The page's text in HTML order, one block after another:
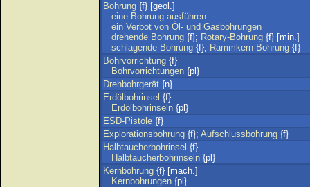
Bohrung {f} [geol.]
eine Bohrung ausführen
ein Verbot von Öl- und Gasbohrungen
drehende Bohrung {f}; Rotary-Bohrung {f} [min.]
schlagende Bohrung {f}; Rammkern-Bohrung {f}
Bohrvorrichtung {f}
Bohrvorrichtungen {pl}
Drehbohrgerät {n}
Erdölbohrinsel {f}
Erdölbohrinseln {pl}
ESD-Pistole {f}
Explorationsbohrung {f}; Aufschlussbohrung {f}
Halbtaucherbohrinsel {f}
Halbtaucherbohrinseln {pl}
Kernbohrung {f} [mach.]
Kernbohrungen {pl}